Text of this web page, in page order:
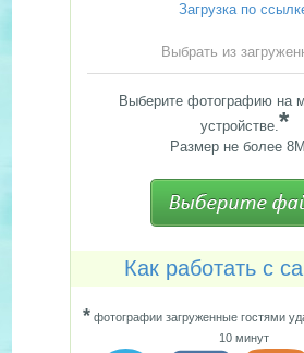
Загрузка по
Выбрать из
Выберите фотографию на
устройстве.*
Размер не более
Как работать с
*фотографии загруженные гостями
10 минут